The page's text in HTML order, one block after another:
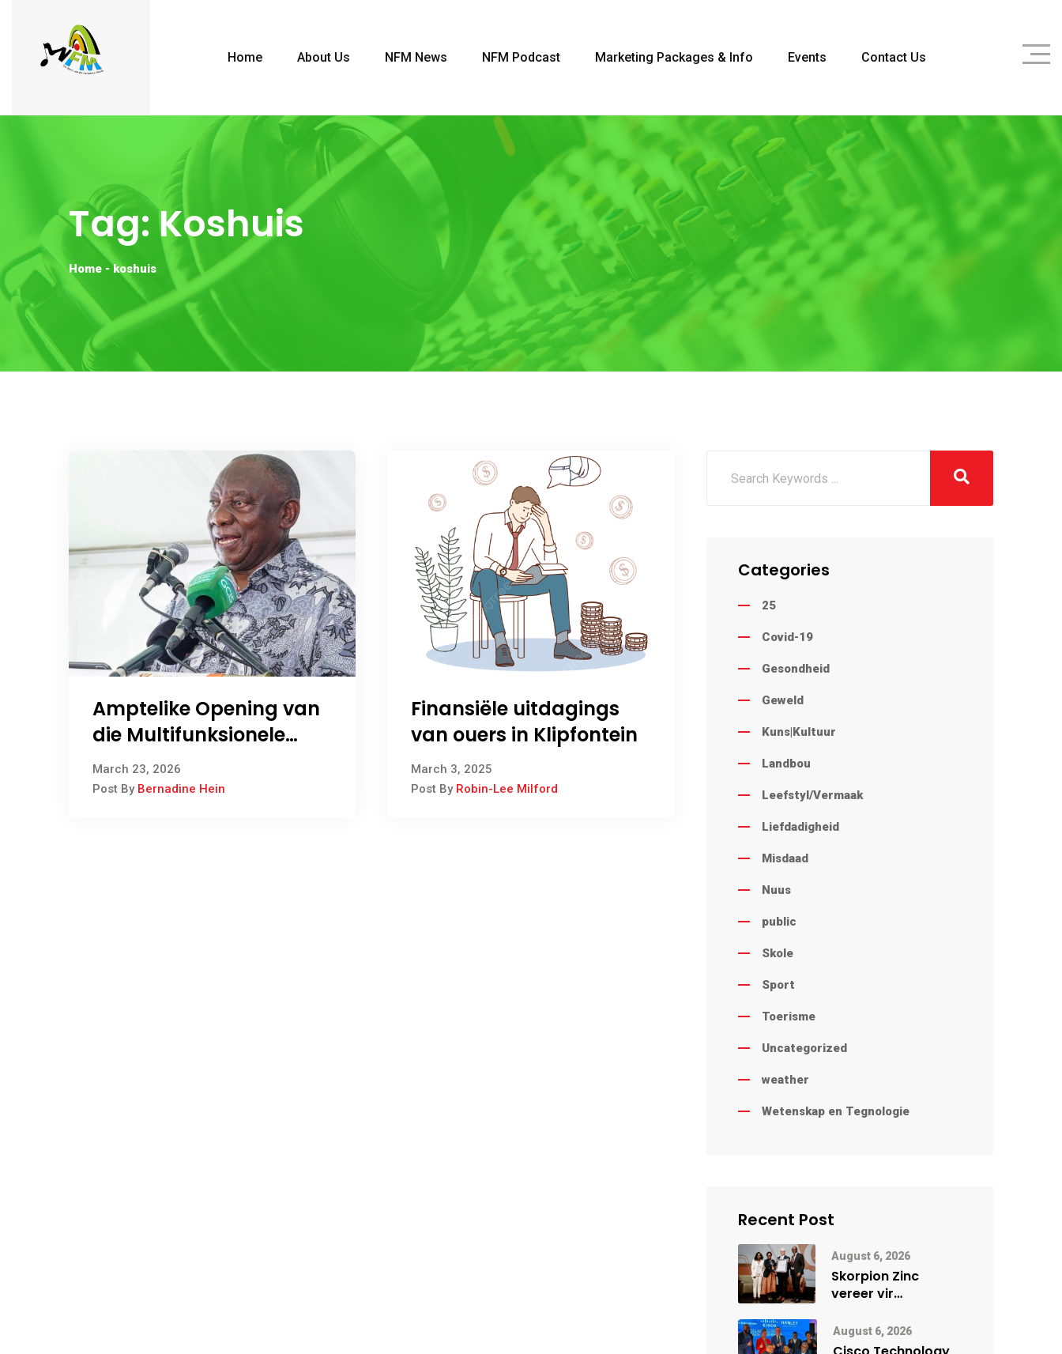
Home About Us NFM News NFM Podcast Marketing Packages & Info Events Contact Us
Tag:Koshuis
Home -koshuis
Amptelike Opening van
die Multifunksionele
Sportbaan by
Retlameleng Spesiale
March 23, 2026
Post By Bernadine Hein
Finansiële uitdagings
van ouers in Klipfontein
March 3, 2025
Post By Robin-Lee Milford
Categories
25
Covid-19
Gesondheid
Geweld
Kuns|Kultuur
Landbou
Leefstyl/Vermaak
Liefdadigheid
Misdaad
Nuus
public
Skole
Sport
Toerisme
Uncategorized
weather
Wetenskap en Tegnologie
Recent Post
August 6, 2026
Skorpion Zinc
vereer vir
veiligheidsprestasie
by Namibië Mynbou
August 6, 2026